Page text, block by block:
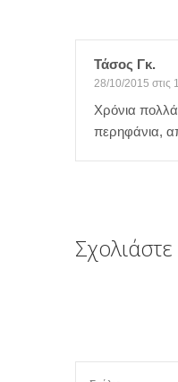
Τάσος Γκ.
28/10/2015 στις
Χρόνια
περηφάνια,
Σχολιάστε